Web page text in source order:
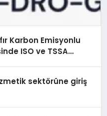
Karbon Emisyonlu
ISO ve TSSA
sektörüne giriş